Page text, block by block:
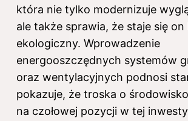
która nie tylko modernizuje
ale także sprawia, że staje się on
ekologiczny. Wprowadzenie
energooszczędnych systemów
oraz wentylacyjnych podnosi
pokazuje, że troska o
na czołowej pozycji w tej